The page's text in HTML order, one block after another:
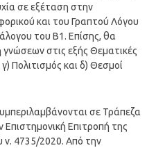
σε εξέταση στην
και του Γραπτού Λόγου
του Β1. Επίσης, θα
γνώσεων στις εξής Θεματικές
Πολιτισμός και δ) Θεσμοί
σε Τράπεζα
Επιτροπή της
ν. 4735/2020. Από την